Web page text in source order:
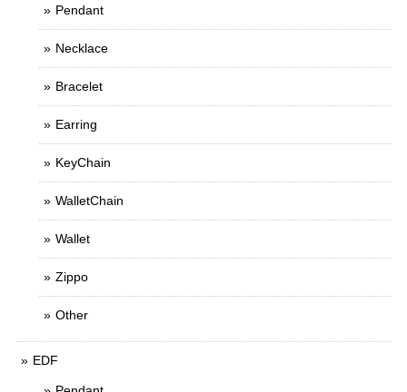
Pendant
Necklace
Bracelet
Earring
KeyChain
WalletChain
Wallet
Zippo
Other
EDF